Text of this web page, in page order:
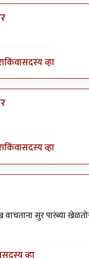
किंवासदस्य व्हा
किंवासदस्य व्हा
सुर पारंब्या